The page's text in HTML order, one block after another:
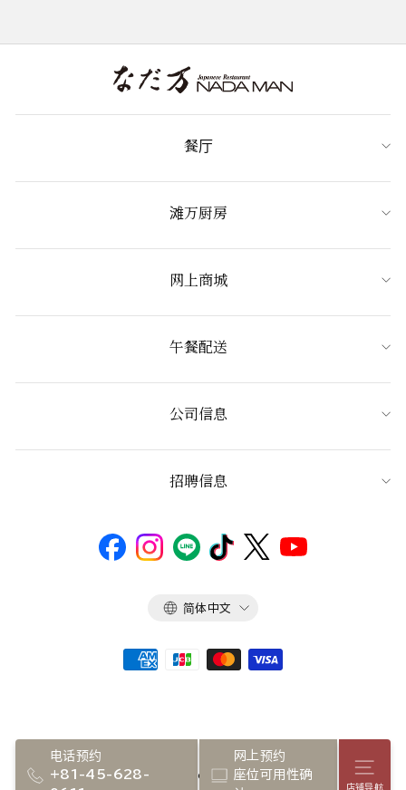
电话预约
+81-45-628-
网上预约
座位可用性确
店铺导航
餐厅
滩万厨房
网上商城
午餐配送
公司信息
招聘信息
语
简体中文
Copyright 2026 NADAMAN inc.